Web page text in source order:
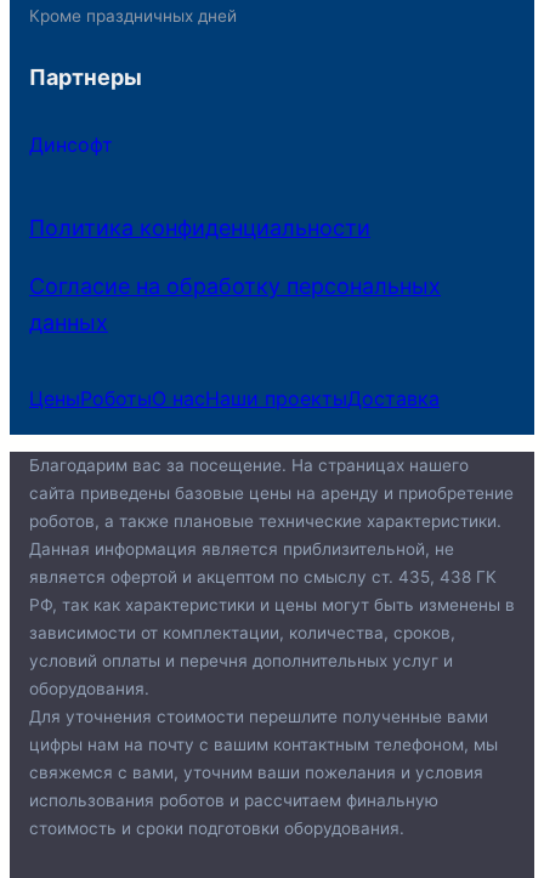
Кроме праздничных дней
Партнеры
Динсофт
Политика конфиденциальности
Согласие на обработку персональных
данных
ЦеныРоботыО насНаши проектыДоставка
Благодарим вас за посещение. На страницах нашего
сайта приведены базовые цены на аренду и приобретение
роботов, а также плановые технические характеристики.
Данная информация является приблизительной, не
является офертой и акцептом по смыслу ст. 435, 438 ГК
РФ, так как характеристики и цены могут быть изменены в
зависимости от комплектации, количества, сроков,
условий оплаты и перечня дополнительных услуг и
оборудования.
Для уточнения стоимости перешлите полученные вами
цифры нам на почту c вашим контактным телефоном, мы
свяжемся с вами, уточним ваши пожелания и условия
использования роботов и рассчитаем финальную
стоимость и сроки подготовки оборудования.